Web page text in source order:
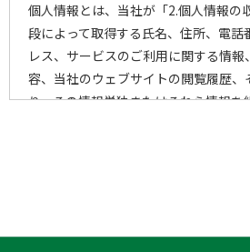
個人情報とは、当社が「2.個人情報の
段によって取得する氏名、住所、電話
レス、サービスのご利用に関する情
容、当社のウェブサイトの閲覧履歴、
り、その情報単独またはそれら情報を